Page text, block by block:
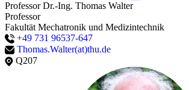
Professor Dr.-Ing. Thomas Walter
Professor
Fakultät Mechatronik und Medizintechnik
+49 731 96537-647
Thomas.Walter(at)thu.de
Q207